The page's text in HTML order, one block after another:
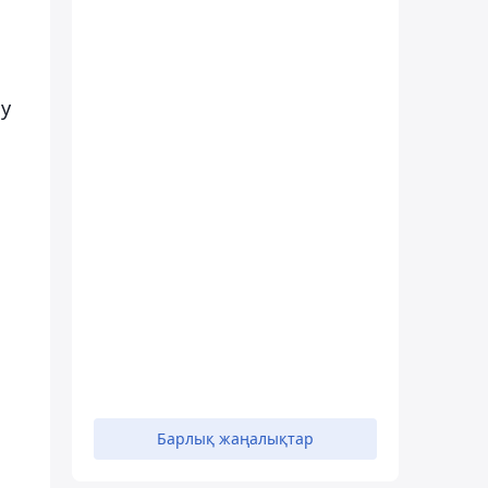
Барлық жаңалықтар